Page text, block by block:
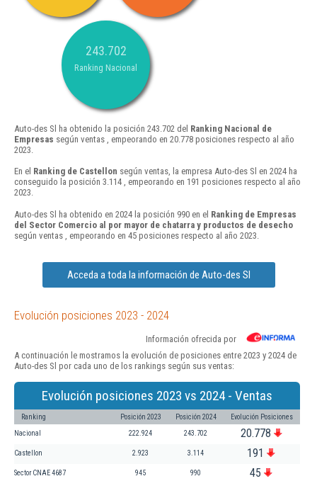
243.702
Ranking Nacional
Auto-des Sl ha obtenido la posición 243.702 del Ranking Nacional de
Empresas según ventas , empeorando en 20.778 posiciones respecto al año
2023.
En el Ranking de Castellon según ventas, la empresa Auto-des Sl en 2024 ha
conseguido la posición 3.114 , empeorando en 191 posiciones respecto al año
2023.
Auto-des Sl ha obtenido en 2024 la posición 990 en el Ranking de Empresas
del Sector Comercio al por mayor de chatarra y productos de desecho
según ventas , empeorando en 45 posiciones respecto al año 2023.
Acceda a toda la información de Auto-des Sl
Evolución posiciones 2023 - 2024
Información ofrecida por
A continuación le mostramos la evolución de posiciones entre 2023 y 2024 de
Auto-des Sl por cada uno de los rankings según sus ventas:
Evolución posiciones 2023 vs 2024 - Ventas
Ranking Posición 2023 Posición 2024 Evolución Posiciones
Nacional 222.924 243.702 20.778
Castellon 2.923 3.114 191
Sector CNAE 4687 945 990 45